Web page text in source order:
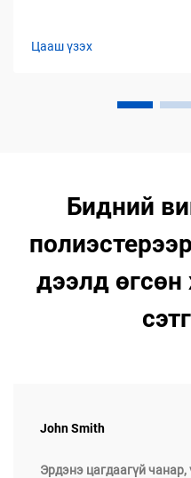
Цааш үзэх
Бидний
дээлд өгсөн
John Smith
Эрдэнэ цагдаагүй чанар,